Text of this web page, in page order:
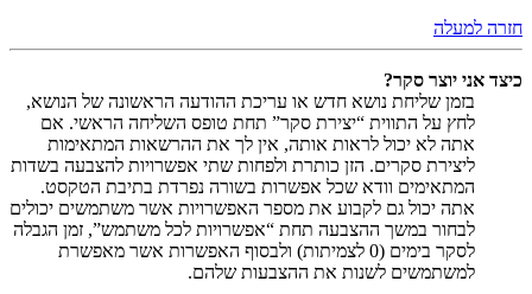
חזרה למעלה
כיצד אני יוצר סקר?
בזמן שליחת נושא חדש או עריכת ההודעה הראשונה של הנושא,
לחץ על התווית “יצירת סקר” תחת טופס השליחה הראשי. אם
אתה לא יכול לראות אותה, אין לך את ההרשאות המתאימות
ליצירת סקרים. הזן כותרת ולפחות שתי אפשרויות להצבעה בשדות
המתאימים וודא שכל אפשרות בשורה נפרדת בתיבת הטקסט.
אתה יכול גם לקבוע את מספר האפשרויות אשר משתמשים יכולים
לבחור במשך ההצבעה תחת “אפשרויות לכל משתמש”, זמן הגבלה
לסקר בימים (0 לצמיתות) ולבסוף האפשרות אשר מאפשרת
למשתמשים לשנות את ההצבעות שלהם.